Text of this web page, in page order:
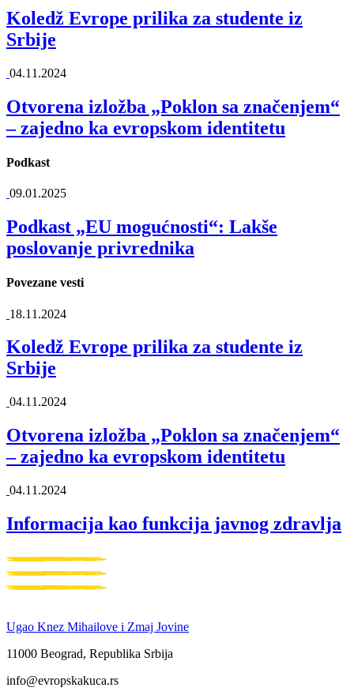
Koledž Evrope prilika za studente iz
Srbije
04.11.2024
Otvorena izložba „Poklon sa značenjem“
– zajedno ka evropskom identitetu
Podkast
09.01.2025
Podkast „EU mogućnosti“: Lakše
poslovanje privrednika
Povezane vesti
18.11.2024
Koledž Evrope prilika za studente iz
Srbije
04.11.2024
Otvorena izložba „Poklon sa značenjem“
– zajedno ka evropskom identitetu
04.11.2024
Informacija kao funkcija javnog zdravlja
Ugao Knez Mihailove i Zmaj Jovine
11000 Beograd, Republika Srbija
info@evropskakuca.rs